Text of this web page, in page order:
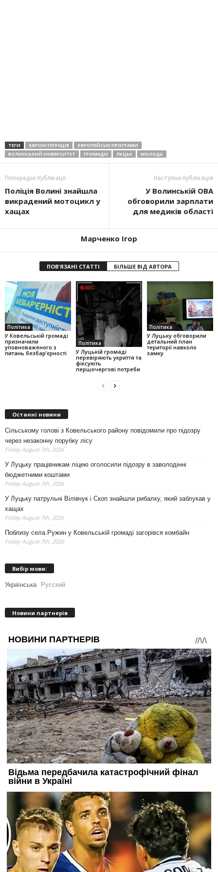
ТЕГИ ЄВРОІНТЕГРАЦІЯ
ЄВРОПЕЙСЬКІ ПРОГРАМИ
ВОЛИНСЬКИЙ УНІВЕРСИТЕТ
ГРОМАДИ ЛУЦЬК МОЛОДЬ
Попередні публікації
Поліція Волині знайшла
викрадений мотоцикл у
хащах
Наступна публікація
У Волинській ОВА
обговорили зарплати
для медиків області
Марченко Ігор
ПОВ'ЯЗАНІ СТАТТІ БІЛЬШЕ ВІД АВТОРА
Політика
У Ковельській громаді
призначили
уповноваженого з
питань безбар’єрності
Політика
У Луцькій громаді
перевіряють укриття та
фіксують
першочергові потреби
Політика
У Луцьку обговорили
детальний план
території навколо
замку
Останні новини
Сільському голові з Ковельського району повідомили про підозру
через незаконну порубку лісу
Friday August 7th, 2026
У Луцьку працівникам ліцею оголосили підозру в заволодінні
бюджетними коштами
Friday August 7th, 2026
У Луцьку патрульні Вілівчук і Скоп знайшли рибалку, який заблукав у
хащах
Friday August 7th, 2026
Поблизу села Ружин у Ковельській громаді загорівся комбайн
Friday August 7th, 2026
Вибір мови:
Українська Русский
Новини партнерів